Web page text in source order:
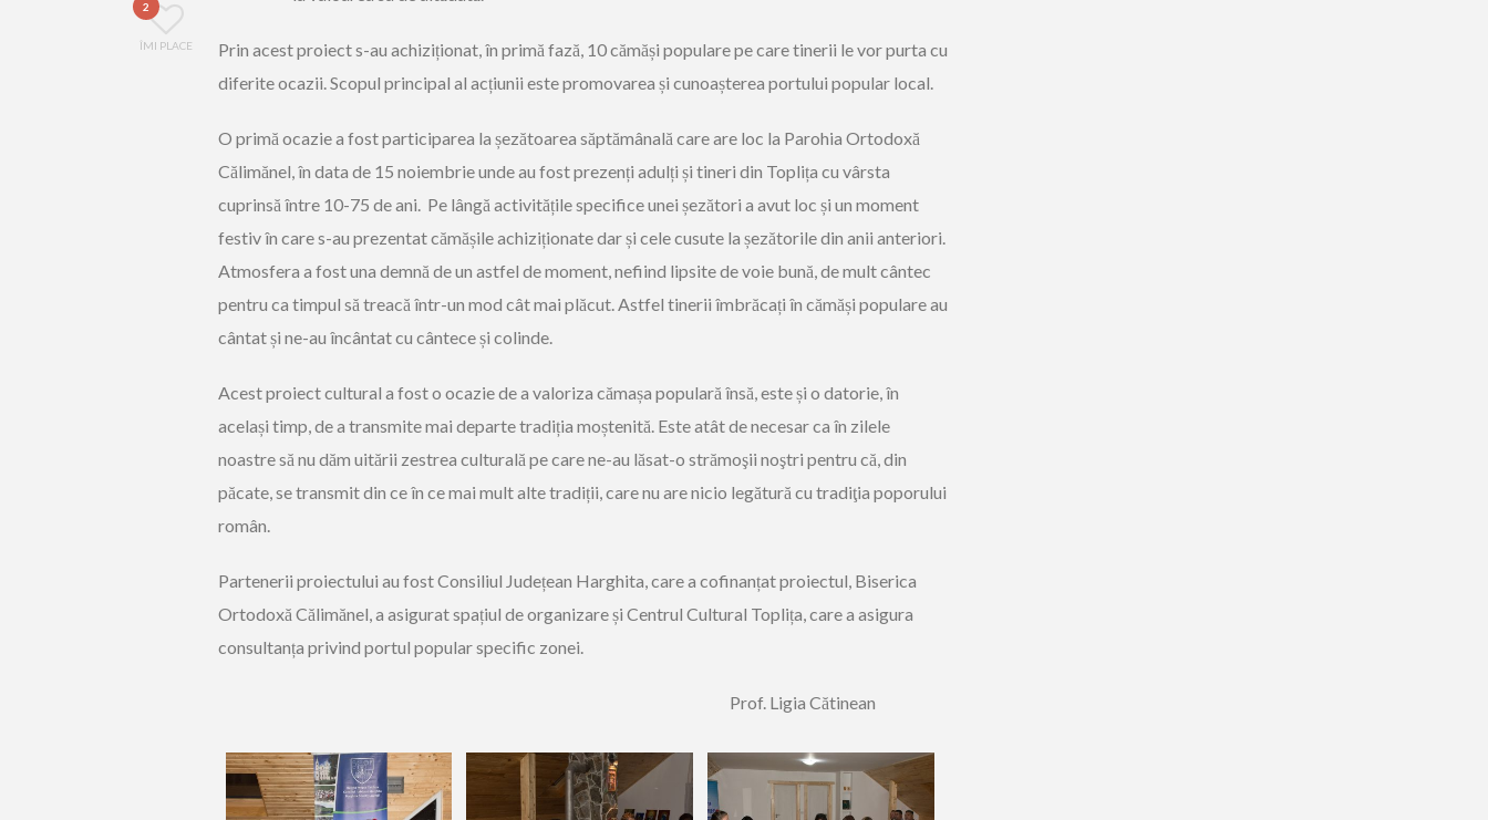
2
ÎMI PLACE
Prin acest proiect s-au achiziționat, în primă fază, 10 cămăși populare pe care tinerii le vor purta cu
diferite ocazii. Scopul principal al acțiunii este promovarea și cunoașterea portului popular local.
O primă ocazie a fost participarea la șezătoarea săptămânală care are loc la Parohia Ortodoxă
Călimănel, în data de 15 noiembrie unde au fost prezenți adulți și tineri din Toplița cu vârsta
cuprinsă între 10-75 de ani. Pe lângă activitățile specifice unei șezători a avut loc și un moment
festiv în care s-au prezentat cămășile achiziționate dar și cele cusute la șezătorile din anii anteriori.
Atmosfera a fost una demnă de un astfel de moment, nefiind lipsite de voie bună, de mult cântec
pentru ca timpul să treacă într-un mod cât mai plăcut. Astfel tinerii îmbrăcați în cămăși populare au
cântat și ne-au încântat cu cântece și colinde.
Acest proiect cultural a fost o ocazie de a valoriza cămașa populară însă, este și o datorie, în
același timp, de a transmite mai departe tradiția moștenită. Este atât de necesar ca în zilele
noastre să nu dăm uitării zestrea culturală pe care ne-au lăsat-o strămoşii noştri pentru că, din
păcate, se transmit din ce în ce mai mult alte tradiții, care nu are nicio legătură cu tradiţia poporului
român.
Partenerii proiectului au fost Consiliul Județean Harghita, care a cofinanțat proiectul, Biserica
Ortodoxă Călimănel, a asigurat spațiul de organizare și Centrul Cultural Toplița, care a asigura
consultanța privind portul popular specific zonei.
Prof. Ligia Cătinean